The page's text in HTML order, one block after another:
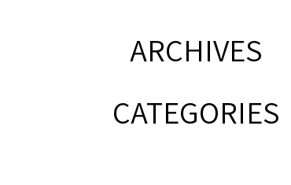
ARCHIVES
CATEGORIES